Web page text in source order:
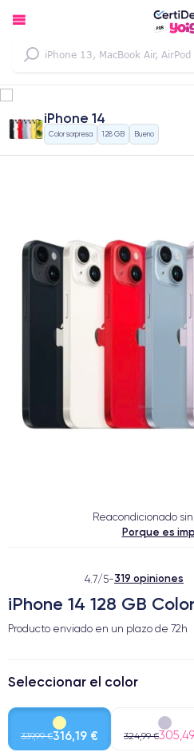
iPhone 14
Color sorpresa 128 GB Bueno
Reacondicionado
Porque es
4.7/5-319 opiniones
iPhone 14 128 GB
Producto enviado en un plazo de 72h
Seleccionar el color
339,99 €316,19 € 324,99 €